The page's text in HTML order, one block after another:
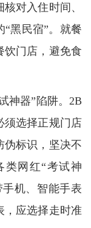
对入住时间、
黑民宿”。就餐
饮门店，避免食
神器”陷阱。2B
须选择正规门店
伪标识，坚决不
类网红“考试神
机、智能手表
，应选择走时准